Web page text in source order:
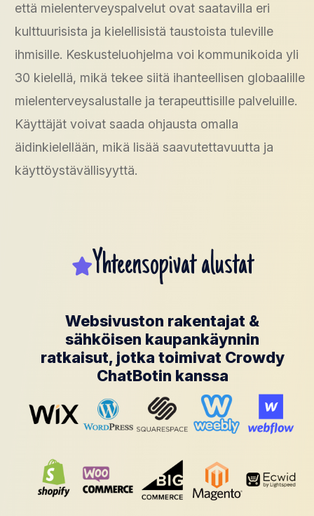
että mielenterveyspalvelut ovat saatavilla eri
kulttuurisista ja kielellisistä taustoista tuleville
ihmisille. Keskusteluohjelma voi kommunikoida yli
30 kielellä, mikä tekee siitä ihanteellisen globaalille
mielenterveysalustalle ja terapeuttisille palveluille.
Käyttäjät voivat saada ohjausta omalla
äidinkielellään, mikä lisää saavutettavuutta ja
käyttöystävällisyyttä.
Yhteensopivat alustat
Websivuston rakentajat &
sähköisen kaupankäynnin
ratkaisut, jotka toimivat Crowdy
ChatBotin kanssa